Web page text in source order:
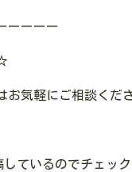
ーーーー
お気軽にご相談くだ
ているのでチェッ